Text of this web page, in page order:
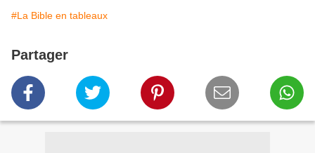
#La Bible en tableaux
Partager